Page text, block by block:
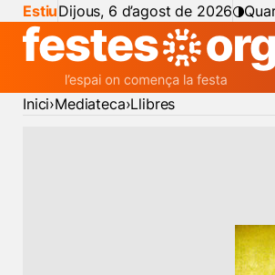
EstiuDijous, 6 d’agost de 2026
Inici Mediateca Llibres